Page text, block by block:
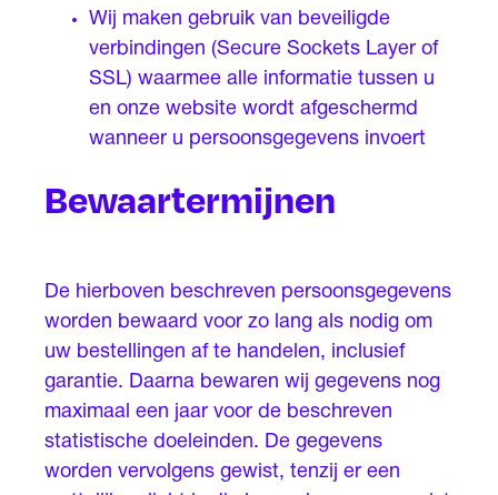
Wij maken gebruik van beveiligde
verbindingen (Secure Sockets Layer of
SSL) waarmee alle informatie tussen u
en onze website wordt afgeschermd
wanneer u persoonsgegevens invoert
Bewaartermijnen
De hierboven beschreven persoonsgegevens
worden bewaard voor zo lang als nodig om
uw bestellingen af te handelen, inclusief
garantie. Daarna bewaren wij gegevens nog
maximaal een jaar voor de beschreven
statistische doeleinden. De gegevens
worden vervolgens gewist, tenzij er een